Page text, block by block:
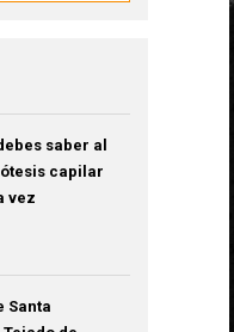
saber al
capilar
vez
Santa